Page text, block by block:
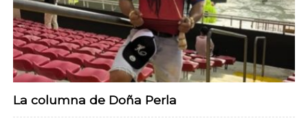
La columna de Doña Perla